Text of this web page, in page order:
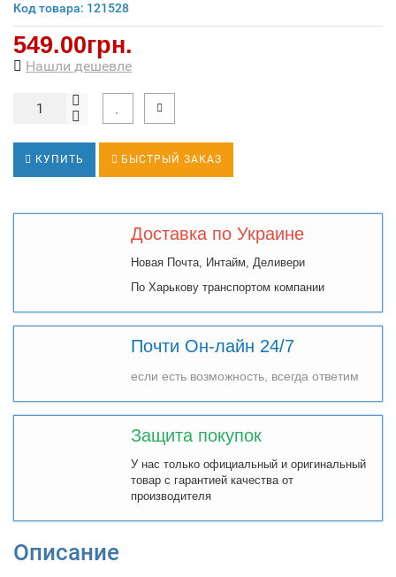
Код товара: 121528
549.00грн.
Нашли дешевле
КУПИТЬ БЫСТРЫЙ ЗАКАЗ
Доставка по Украине
Новая Почта, Интайм, Деливери
По Харькову транспортом компании
Почти Он-лайн 24/7
если есть возможность, всегда ответим
Защита покупок
У нас только официальный и оригинальный
товар с гарантией качества от
производителя
Описание